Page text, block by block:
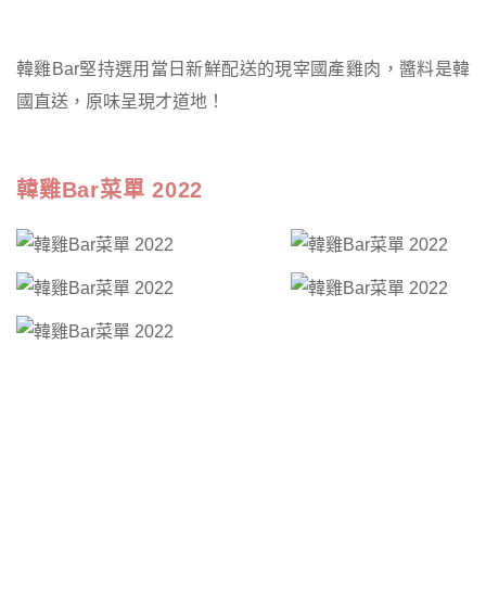
韓雞Bar堅持選用當日新鮮配送的現宰國產雞肉，醬料是韓
國直送，原味呈現才道地！
韓雞Bar菜單 2022